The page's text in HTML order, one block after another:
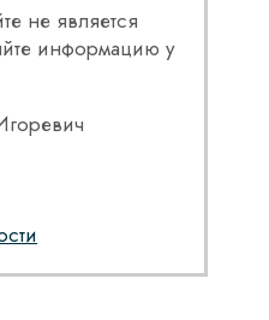
не является
информацию у